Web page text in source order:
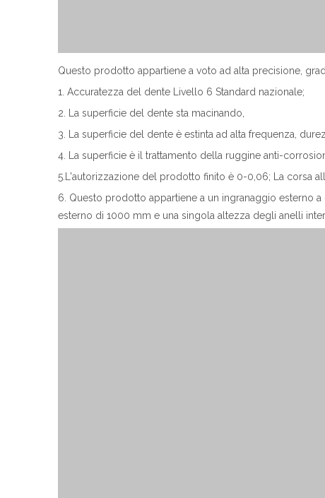
Questo prodotto appartiene a voto ad alta precisione,
1. Accuratezza del dente Livello 6 Standard nazionale;
2. La superficie del dente sta macinando,
3. La superficie del dente è estinta ad alta frequenza,
4. La superficie è il trattamento della ruggine anti-
5.L'autorizzazione del prodotto finito è 0-0,06; La corsa
6. Questo prodotto appartiene a un ingranaggio esterno
esterno di 1000 mm e una singola altezza degli anelli